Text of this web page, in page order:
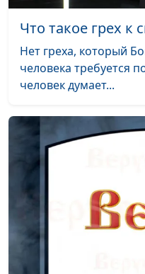
Что такое грех к
Нет греха, который
человека требуется
человек думает...